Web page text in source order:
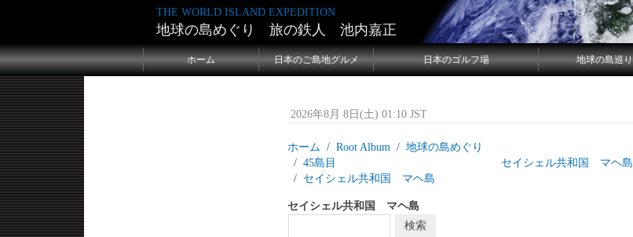
THE WORLD ISLAND EXPEDITION
地球の島めぐり 旅の鉄人 池内嘉正
ホーム 日本のご島地グルメ 日本のゴルフ場 地球の島巡り
2026年8月 8日(土) 01:10 JST
ホーム Root Album
地球の島めぐり
45島目 セイシェル共和国 マヘ島
セイシェル共和国 マヘ島
セイシェル共和国 マヘ島